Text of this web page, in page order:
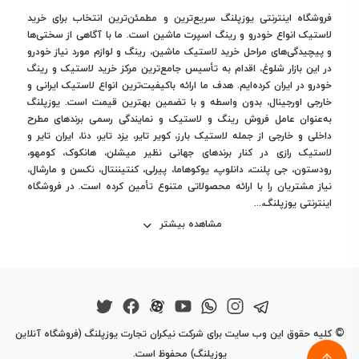
خشک و مرطوب، ارائه می‌دهند. دوام بالای این لاستیک‌ها،
آن‌ها را به گزینه‌ای مطمئن برای رانندگان تبدیل کرده است.
4. لاستیک جینیو (Jinyu)
جینیوبا ارائه لاستیک‌هایی با کیفیت و قیمت مناسب، یکی از
برندهای محبوب چینی در بازار ایران است. لاستیک‌های این
برند برای خودروهای سواری و سبک طراحی شده‌اند و در شرایط
جاده‌ای مختلف عملکرد خوبی دارند.
5. لاستیک سیمتایر (Simex)
سیمتایرنیز یکی از برندهای موفق چینی است که به دلیل دوام
بالا و طراحی مناسب آج، انتخابی عالی برای جاده‌های ایران
از برندهای باکیفیت چینی است که در تولید
لاستیک‌های با دوام و کارایی بالا تخصص دارد. لاستیک‌های این
برند برای رانندگان خودروهای سبک و شاسی‌بلند که به دنبال
فروشگاه اینترنتی یوزپلنگ سریع‌ترین و مطمئن‌ترین انتخاب برای خرید
لاستیک انواع خودرو و رینگ اسپرت ماشین است. ما با آگاهی از سختی‌ها
و پیچیدگی‌های مراحل خرید لاستیک ماشین، رینگ و لوازم مورد نیاز خودرو
در این بازار شلوغ، اقدام به تأسیس جامع‌ترین مرکز خرید لاستیک و رینگ
خودرو در ایران کرده‌ایم. هدف ما ارائه باکیفیت‌ترین انواع لاستیک ایرانی و
خارجی اورجینال، بدون واسطه و با تضمین بهترین قیمت است. یوزپلنگ
به‌عنوان عامل فروش رینگ و لاستیک و نمایندگی رسمی برندهای مطرح
داخلی و خارجی از جمله لاستیک بارز، کویر تایر، یزد تایر، دنا، ایران تایر و
لاستیک رازی در کنار برندهای جهانی نظیر میشلن، هانکوک، کومهو،
رودستون، جی پلنت، دانلوپ، یوکوهاما، پیرلی، کنتیننتال، نکسن و مارشال،
نیاز مشتریان را با ارائه محصولاتی متنوع تأمین کرده است. در فروشگاه
اینترنتی یوزپلنگ،...
مشاهده بیشتر
©کلیه حقوق این وب سایت برای شرکت نیکران تجارت یوزپلنگ (فروشگاه آنلاین
یوزپلنگ) محفوظ است.